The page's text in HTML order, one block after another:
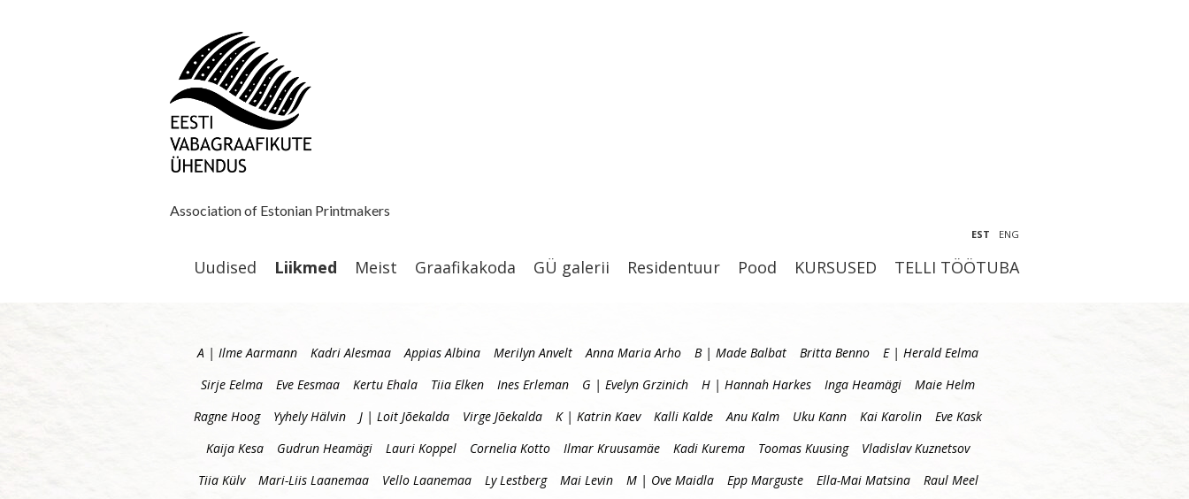
Association of Estonian Printmakers
EST ENG
Uudised Liikmed Meist Graafikakoda GÜ galerii Residentuur Pood KURSUSED TELLI TÖÖTUBA
A | Ilme Aarmann Kadri Alesmaa Appias Albina Merilyn Anvelt Anna Maria Arho B | Made Balbat Britta Benno
E | Herald Eelma
Sirje Eelma
Eve Eesmaa Kertu Ehala Tiia Elken Ines Erleman G | Evelyn Grzinich H | Hannah Harkes Inga Heamägi
Maie Helm
Ragne Hoog
Yyhely Hälvin J | Loit Jõekalda Virge Jõekalda K | Katrin Kaev Kalli Kalde Anu Kalm Uku Kann Kai Karolin
Eve Kask
Kaija Kesa
Gudrun Heamägi Lauri Koppel Cornelia Kotto Ilmar Kruusamäe Kadi Kurema Toomas Kuusing
Vladislav Kuznetsov
Tiia Külv
Mari-Liis Laanemaa Vello Laanemaa Ly Lestberg Mai Levin M | Ove Maidla Epp Marguste Ella-Mai Matsina
Raul Meel